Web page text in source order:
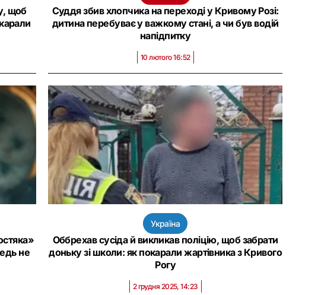
щоб
Суддя збив хлопчика на переході у Кривому Розі:
дитина перебуває у важкому стані, а чи був водій
напідпитку
10 лютого 16:52
не
Україна
Оббрехав сусіда й викликав поліцію, щоб забрати
доньку зі школи: як покарали жартівника з Кривого
Рогу
2 грудня 2025, 14:23